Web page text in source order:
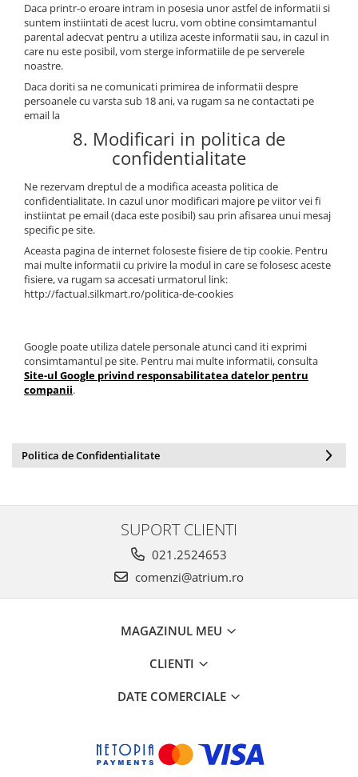
Daca printr-o eroare intram in posesia unor astfel de informatii si
suntem instiintati de acest lucru, vom obtine consimtamantul
parental adecvat pentru a utiliza aceste informatii sau, in cazul in
care nu este posibil, vom sterge informatiile de pe serverele
noastre.
Daca doriti sa ne comunicati primirea de informatii despre
persoanele cu varsta sub 18 ani, va rugam sa ne contactati pe
email la
8. Modificari in politica de
confidentialitate
Ne rezervam dreptul de a modifica aceasta politica de
confidentialitate. In cazul unor modificari majore pe viitor vei fi
instiintat pe email (daca este posibil) sau prin afisarea unui mesaj
specific pe site.
Aceasta pagina de internet foloseste fisiere de tip cookie. Pentru
mai multe informatii cu privire la modul in care se folosesc aceste
fisiere, va rugam sa accesati urmatorul link:
http://factual.silkmart.ro/politica-de-cookies
Google poate utiliza datele personale atunci cand iti exprimi
consimtamantul pe site. Pentru mai multe informatii, consulta
Site-ul Google privind responsabilitatea datelor pentru
companii.
Politica de Confidentialitate
SUPORT CLIENTI
021.2524653
comenzi@atrium.ro
MAGAZINUL MEU
CLIENTI
DATE COMERCIALE